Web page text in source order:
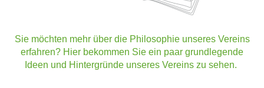
Sie möchten mehr über die Philosophie unseres Vereins
erfahren? Hier bekommen Sie ein paar grundlegende
Ideen und Hintergründe unseres Vereins zu sehen.